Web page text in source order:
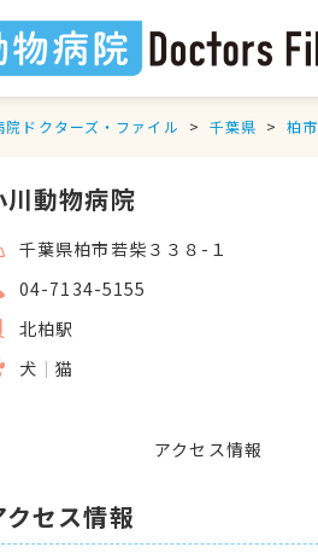
院ドクターズ・ファイル 千葉県 柏市
川動物病院
千葉県柏市若柴３３８-１
04-7134-5155
北柏駅
犬
猫
アクセス情報
クセス情報